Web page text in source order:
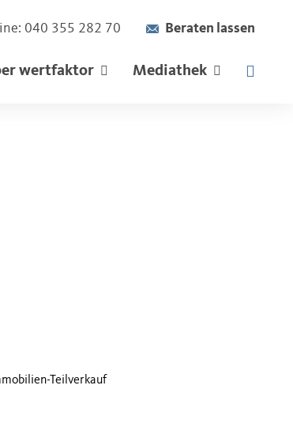
040 355 282 70 Beraten lassen
wertfaktor Mediathek
Suchen